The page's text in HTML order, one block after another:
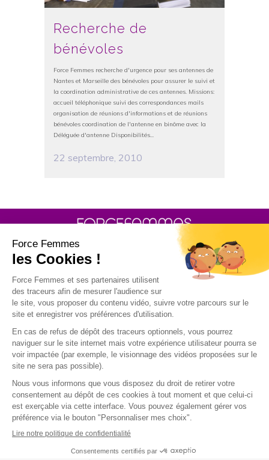
Recherche de
bénévoles
Force Femmes recherche d'urgence pour ses antennes de
Nantes et Marseille des bénévoles pour assurer le suivi et
la coordination administrative de ces antennes. Missions:
accueil téléphonique suivi des correspondances mails
organisation de réunions d'informations et de réunions
bénévoles coordination de l'antenne en binôme avec la
Déléguée d'antenne Disponibilités...
22 septembre, 2010
30 rue Baron - 75017 PARIS
POLITIQUE DE GESTION DES COOKIES